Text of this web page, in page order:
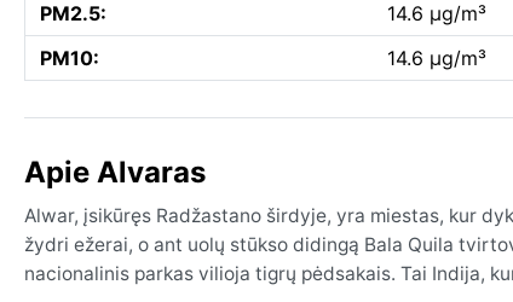
PM2.5:
14.6 µg/m³
PM10:
14.6 µg/m³
Apie Alvaras
Alwar, įsikūręs Radžastano širdyje, yra miestas, kur
žydri ežerai, o ant uolų stūkso didingą Bala Quila
nacionalinis parkas vilioja tigrų pėdsakais. Tai Indija,